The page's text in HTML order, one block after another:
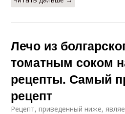
Лечо из
томатным соком
рецепты. Самый
рецепт
Рецепт, приведенный ниже,